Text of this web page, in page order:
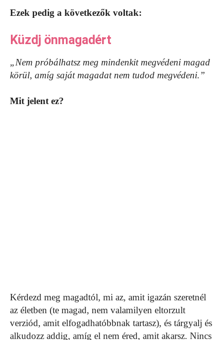
Ezek pedig a következők voltak:
Küzdj önmagadért
„Nem próbálhatsz meg mindenkit megvédeni magad
körül, amíg saját magadat nem tudod megvédeni.”
Mit jelent ez?
Kérdezd meg magadtól, mi az, amit igazán szeretnél
az életben (te magad, nem valamilyen eltorzult
verziód, amit elfogadhatóbbnak tartasz), és tárgyalj és
alkudozz addig, amíg el nem éred, amit akarsz. Nincs